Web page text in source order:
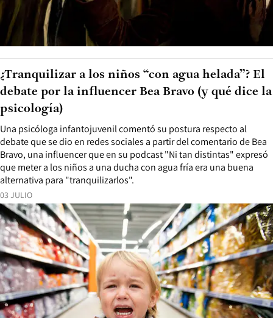
03 JULIO
Una psicóloga infantojuvenil comentó su postura respecto al
debate que se dio en redes sociales a partir del comentario de Bea
Bravo, una influencer que en su podcast "Ni tan distintas" expresó
que meter a los niños a una ducha con agua fría era una buena
alternativa para "tranquilizarlos".
¿Tranquilizar a los niños “con agua helada”? El
debate por la influencer Bea Bravo (y qué dice la
psicología)